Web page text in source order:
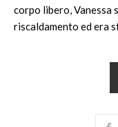
corpo libero,
riscaldamento ed era